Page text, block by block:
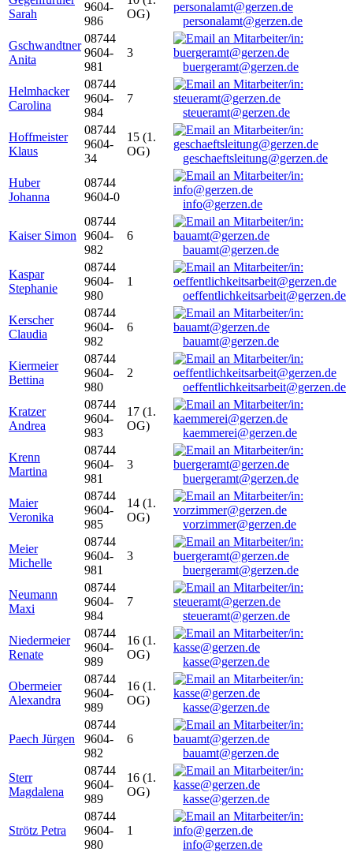
Sarah
9604-
986
OG)
personalamt@gerzen.de
Gschwandtner
Anita
08744
9604-
981
3
buergeramt@gerzen.de
Helmhacker
Carolina
08744
9604-
984
7
steueramt@gerzen.de
Hoffmeister
Klaus
08744
9604-
34
15 (1.
OG)
geschaeftsleitung@gerzen.de
Huber
Johanna
08744
9604-0
info@gerzen.de
Kaiser Simon
08744
9604-
982
6
bauamt@gerzen.de
Kaspar
Stephanie
08744
9604-
980
1
oeffentlichkeitsarbeit@gerzen.de
Kerscher
Claudia
08744
9604-
982
6
bauamt@gerzen.de
Kiermeier
Bettina
08744
9604-
980
2
oeffentlichkeitsarbeit@gerzen.de
Kratzer
Andrea
08744
9604-
983
17 (1.
OG)
kaemmerei@gerzen.de
Krenn
Martina
08744
9604-
981
3
buergeramt@gerzen.de
Maier
Veronika
08744
9604-
985
14 (1.
OG)
vorzimmer@gerzen.de
Meier
Michelle
08744
9604-
981
3
buergeramt@gerzen.de
Neumann
Maxi
08744
9604-
984
7
steueramt@gerzen.de
Niedermeier
Renate
08744
9604-
989
16 (1.
OG)
kasse@gerzen.de
Obermeier
Alexandra
08744
9604-
989
16 (1.
OG)
kasse@gerzen.de
Paech Jürgen
08744
9604-
982
6
bauamt@gerzen.de
Sterr
Magdalena
08744
9604-
989
16 (1.
OG)
kasse@gerzen.de
Strötz Petra
08744
9604-
980
1
info@gerzen.de